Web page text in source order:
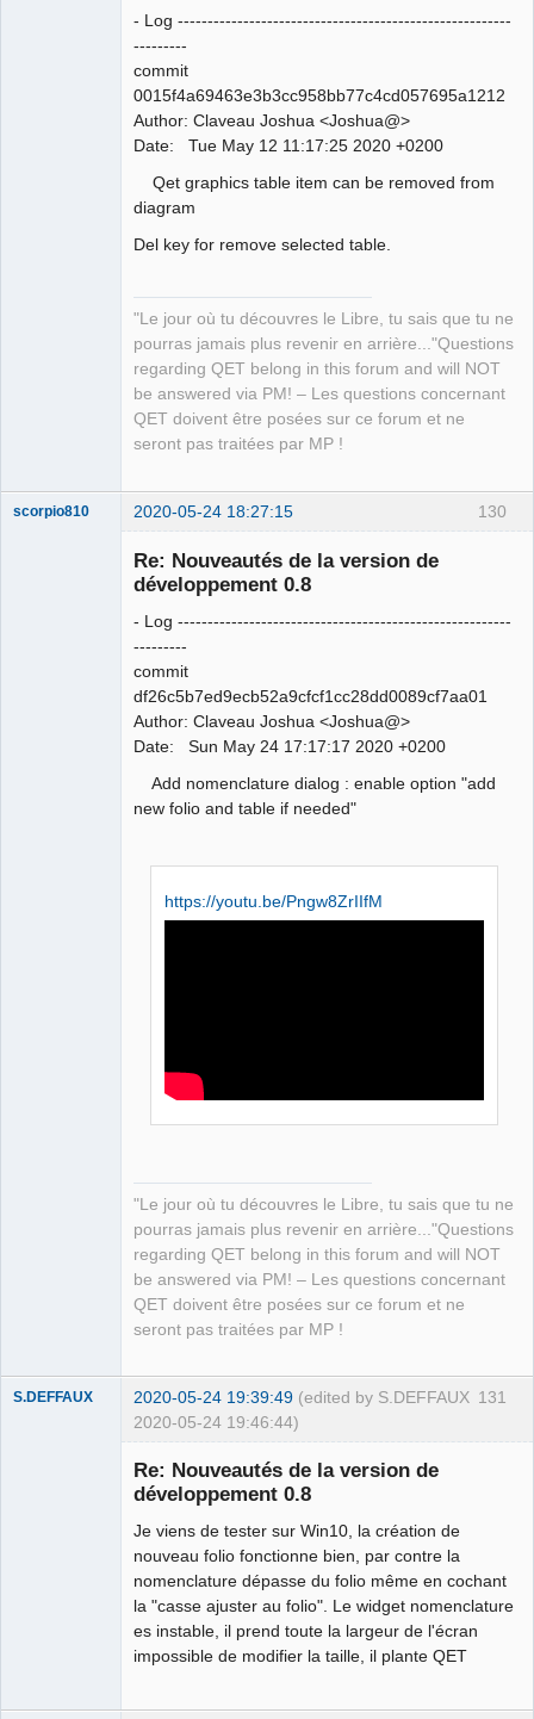
- Log --------------------------------------------------------
---------
commit
0015f4a69463e3b3cc958bb77c4cd057695a1212
Author: Claveau Joshua <Joshua@>
Date: Tue May 12 11:17:25 2020 +0200
Qet graphics table item can be removed from
diagram
Del key for remove selected table.
"Le jour où tu découvres le Libre, tu sais que tu ne
pourras jamais plus revenir en arrière..."Questions
regarding QET belong in this forum and will NOT
be answered via PM! – Les questions concernant
QET doivent être posées sur ce forum et ne
seront pas traitées par MP !
130
scorpio810 2020-05-24 18:27:15
Re: Nouveautés de la version de
développement 0.8
- Log --------------------------------------------------------
---------
commit
df26c5b7ed9ecb52a9cfcf1cc28dd0089cf7aa01
Author: Claveau Joshua <Joshua@>
Date: Sun May 24 17:17:17 2020 +0200
Add nomenclature dialog : enable option "add
new folio and table if needed"
https://youtu.be/Pngw8ZrIIfM
"Le jour où tu découvres le Libre, tu sais que tu ne
pourras jamais plus revenir en arrière..."Questions
regarding QET belong in this forum and will NOT
be answered via PM! – Les questions concernant
QET doivent être posées sur ce forum et ne
seront pas traitées par MP !
131
S.DEFFAUX 2020-05-24 19:39:49 (edited by S.DEFFAUX
2020-05-24 19:46:44)
Re: Nouveautés de la version de
développement 0.8
Je viens de tester sur Win10, la création de
nouveau folio fonctionne bien, par contre la
nomenclature dépasse du folio même en cochant
la "casse ajuster au folio". Le widget nomenclature
es instable, il prend toute la largeur de l'écran
impossible de modifier la taille, il plante QET